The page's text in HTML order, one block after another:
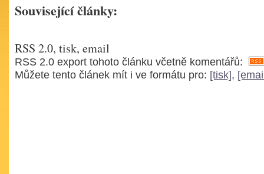
Související články:
RSS 2.0, tisk, email
RSS 2.0 export tohoto článku včetně komentářů:
Můžete tento článek mít i ve formátu pro: [tisk],